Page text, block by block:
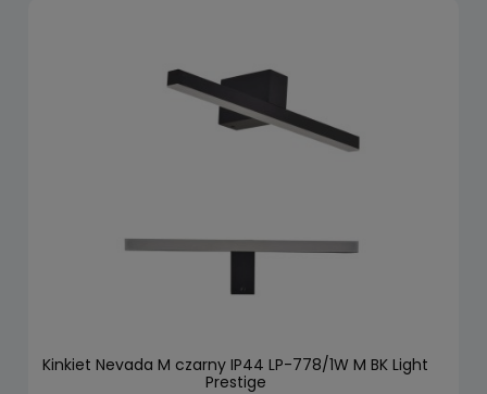
Kinkiet Nevada M czarny IP44 LP-778/1W M BK Light
Prestige